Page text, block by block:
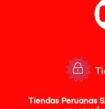
Tiendas Peruanas